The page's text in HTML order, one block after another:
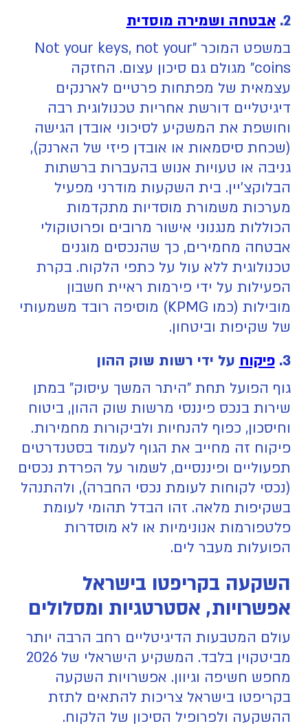
2. אבטחה ושמירה מוסדית
במשפט המוכר "Not your keys, not your
coins" מגולם גם סיכון עצום. החזקה
עצמאית של מפתחות פרטיים לארנקים
דיגיטליים דורשת אחריות טכנולוגית רבה
וחושפת את המשקיע לסיכוני אובדן הגישה
(שכחת סיסמאות או אובדן פיזי של הארנק),
גניבה או טעויות אנוש בהעברות ברשתות
הבלוקצ'יין. בית השקעות מודרני מפעיל
מערכות משמורת מוסדיות מתקדמות
הכוללות מנגנוני אישור מרובים ופרוטוקולי
אבטחה מחמירים, כך שהנכסים מוגנים
טכנולוגית ללא עול על כתפי הלקוח. בקרת
הפעילות על ידי פירמות ראיית חשבון
מובילות (כמו KPMG) מוסיפה רובד משמעותי
של שקיפות וביטחון.
3. פיקוח על ידי רשות שוק ההון
גוף הפועל תחת "היתר המשך עיסוק" במתן
שירות בנכס פיננסי מרשות שוק ההון, ביטוח
וחיסכון, כפוף להנחיות ולביקורות מחמירות.
פיקוח זה מחייב את הגוף לעמוד בסטנדרטים
תפעוליים ופיננסיים, לשמור על הפרדת נכסים
(נכסי לקוחות לעומת נכסי החברה), ולהתנהל
בשקיפות מלאה. זהו הבדל תהומי לעומת
פלטפורמות אנונימיות או לא מוסדרות
הפועלות מעבר לים.
השקעה בקריפטו בישראל
אפשרויות, אסטרטגיות ומסלולים
עולם המטבעות הדיגיטליים רחב הרבה יותר
מביטקוין בלבד. המשקיע הישראלי של 2026
מחפש חשיפה וגיוון. אפשרויות השקעה
בקריפטו בישראל צריכות להתאים לתזת
ההשקעה ולפרופיל הסיכון של הלקוח.